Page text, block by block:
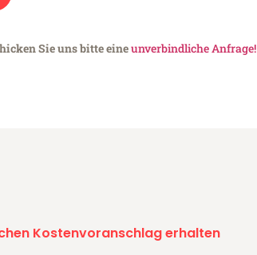
Sie uns bitte eineunverbindliche Anfrage!
Kostenvoranschlag erhalten